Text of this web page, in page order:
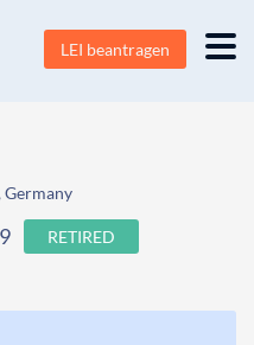
LEI beantragen
RETIRED